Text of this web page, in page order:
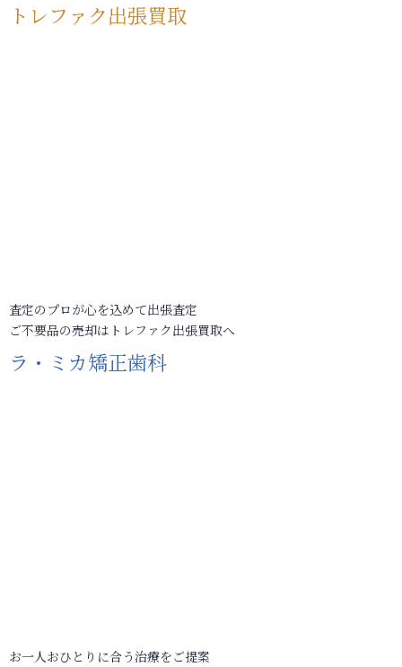
トレファク出張買取
査定のプロが心を込めて出張査定
ご不要品の売却はトレファク出張買取へ
ラ・ミカ矯正歯科
お一人おひとりに合う治療をご提案